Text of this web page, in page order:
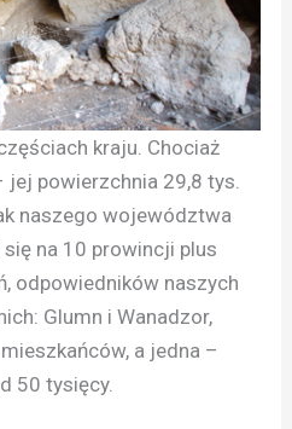
kraju. Chociaż
jej powierzchnia 29,8 tys.
naszego województwa
na 10 prowincji plus
odpowiedników naszych
Glumn i Wanadzor,
a jedna –
50 tysięcy.